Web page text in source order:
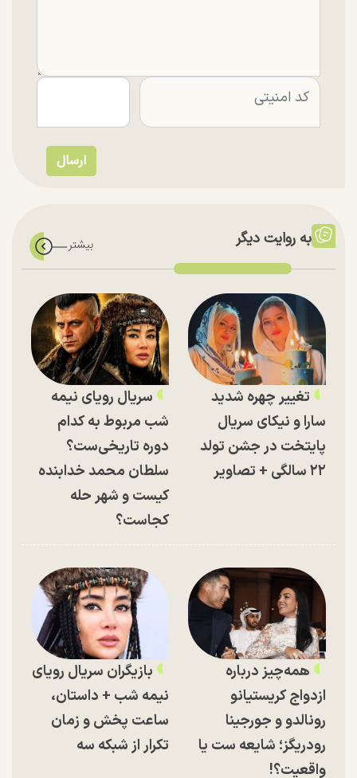
به روایت دیگر
تغییر چهره شدید
سارا و نیکای سریال
پایتخت در جشن تولد
۲۲ سالگی + تصاویر
سریال رویای نیمه
شب مربوط به کدام
دوره تاریخی‌ست؟
سلطان محمد خدابنده
کیست و شهر حله
کجاست؟
همه‌چیز درباره
ازدواج کریستیانو
رونالدو و جورجینا
رودریگز؛ شایعه ست یا
واقعیت؟!
بازیگران سریال رویای
نیمه شب + داستان،
ساعت پخش و زمان
تکرار از شبکه سه